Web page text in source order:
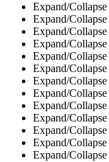
Expand/Collapse
Expand/Collapse
Expand/Collapse
Expand/Collapse
Expand/Collapse
Expand/Collapse
Expand/Collapse
Expand/Collapse
Expand/Collapse
Expand/Collapse
Expand/Collapse
Expand/Collapse
Expand/Collapse